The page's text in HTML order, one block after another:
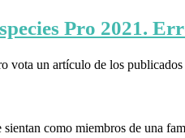
Pro 2021.
vota un artículo de los
como miembros de una